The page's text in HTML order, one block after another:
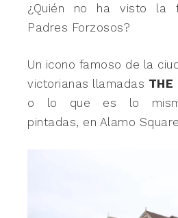
¿Quién no ha visto la
Padres Forzosos?
Un icono famoso de la
victorianas llamadas THE
o lo que es lo
pintadas, en Alamo